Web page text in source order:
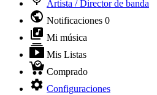
Artista / Director de banda
Notificaciones 0
Mi música
Mis Listas
Comprado
Configuraciones